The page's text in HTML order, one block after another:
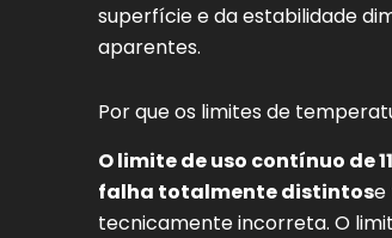
superfície e da estabilidade
aparentes.
Por que os limites de
O limite de uso contínuo de
falha totalmente distintose
tecnicamente incorreta. O